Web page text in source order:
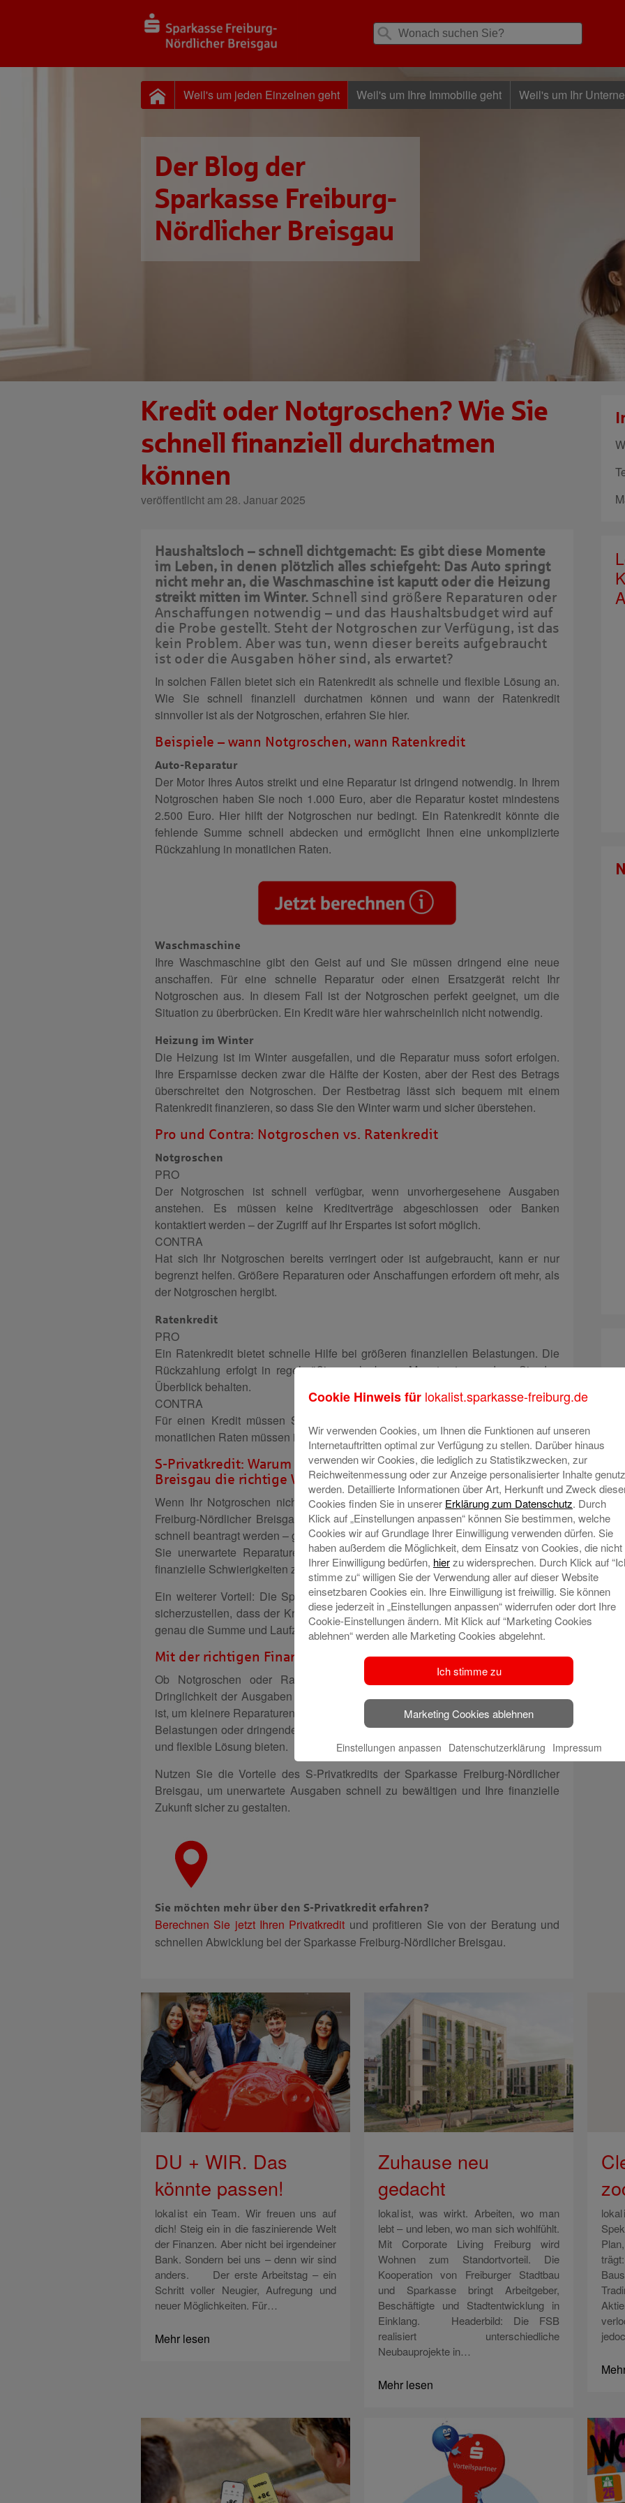
Weil's um jeden Einzelnen geht Weil's um Ihre Immobilie geht Weil's um Ihr
Der Blog der
Sparkasse Freiburg-
Nördlicher Breisgau
Kredit oder Notgroschen? Wie Sie
schnell finanziell durchatmen
können
veröffentlicht am 28. Januar 2025
Haushaltsloch – schnell dichtgemacht: Es gibt diese Momente
im Leben, in denen plötzlich alles schiefgeht: Das Auto springt
nicht mehr an, die Waschmaschine ist kaputt oder die Heizung
streikt mitten im Winter. Schnell sind größere Reparaturen oder
Anschaffungen notwendig – und das Haushaltsbudget wird auf
die Probe gestellt. Steht der Notgroschen zur Verfügung, ist das
kein Problem. Aber was tun, wenn dieser bereits aufgebraucht
ist oder die Ausgaben höher sind, als erwartet?
In solchen Fällen bietet sich ein Ratenkredit als schnelle und flexible Lösung an.
Wie Sie schnell finanziell durchatmen können und wann der Ratenkredit
sinnvoller ist als der Notgroschen, erfahren Sie hier.
Beispiele – wann Notgroschen, wann Ratenkredit
Auto-Reparatur
Der Motor Ihres Autos streikt und eine Reparatur ist dringend notwendig. In Ihrem
Notgroschen haben Sie noch 1.000 Euro, aber die Reparatur kostet mindestens
2.500 Euro. Hier hilft der Notgroschen nur bedingt. Ein Ratenkredit könnte die
fehlende Summe schnell abdecken und ermöglicht Ihnen eine unkomplizierte
Rückzahlung in monatlichen Raten.
Waschmaschine
Ihre Waschmaschine gibt den Geist auf und Sie müssen dringend eine neue
anschaffen. Für eine schnelle Reparatur oder einen Ersatzgerät reicht Ihr
Notgroschen aus. In diesem Fall ist der Notgroschen perfekt geeignet, um die
Situation zu überbrücken. Ein Kredit wäre hier wahrscheinlich nicht notwendig.
Heizung im Winter
Die Heizung ist im Winter ausgefallen, und die Reparatur muss sofort erfolgen.
Ihre Ersparnisse decken zwar die Hälfte der Kosten, aber der Rest des Betrags
überschreitet den Notgroschen. Der Restbetrag lässt sich bequem mit einem
Ratenkredit finanzieren, so dass Sie den Winter warm und sicher überstehen.
Pro und Contra: Notgroschen vs. Ratenkredit
Notgroschen
PRO
Der Notgroschen ist schnell verfügbar, wenn unvorhergesehene Ausgaben
anstehen. Es müssen keine Kreditverträge abgeschlossen oder Banken
kontaktiert werden – der Zugriff auf Ihr Erspartes ist sofort möglich.
CONTRA
Hat sich Ihr Notgroschen bereits verringert oder ist aufgebraucht, kann er nur
begrenzt helfen. Größere Reparaturen oder Anschaffungen erfordern oft mehr, als
der Notgroschen hergibt.
Ratenkredit
PRO
Ein Ratenkredit bietet schnelle Hilfe bei größeren finanziellen Belastungen. Die
Rückzahlung erfolgt in regelmäßigen, planbaren Monatsraten, sodass Sie den
Überblick behalten.
CONTRA
Für einen Kredit müssen Sie in der Regel Ihre Bonität nachweisen, und die
monatlichen Raten müssen in Ihr Budget eingeplant werden.
S-Privatkredit: Warum die Sparkasse Freiburg-Nördlicher
Breisgau die richtige Wahl ist
Wenn Ihr Notgroschen nicht ausreicht, bietet der S-Privatkredit der Sparkasse
Freiburg-Nördlicher Breisgau eine ideale Lösung. Der Kredit kann flexibel und
schnell beantragt werden – ganz ohne unnötige bürokratische Hürden. So können
Sie unerwartete Reparaturen oder Anschaffungen sofort finanzieren, ohne in
finanzielle Schwierigkeiten zu geraten.
Ein weiterer Vorteil: Die Sparkasse bietet Ihnen eine individuelle Beratung, um
sicherzustellen, dass der Kredit zu Ihrer finanziellen Situation passt. Sie können
genau die Summe und Laufzeit wählen, die für Sie angenehm sind.
Mit der richtigen Finanzstrategie durch unerwartete Ausgaben
Ob Notgroschen oder Ratenkredit – die Wahl hängt von der Höhe und
Dringlichkeit der Ausgaben ab. Der Notgroschen ist ideal, wenn er ausreichend
ist, um kleinere Reparaturen oder Ausgaben zu decken. Bei größeren finanziellen
Belastungen oder dringenden Anschaffungen kann ein Ratenkredit eine schnelle
und flexible Lösung bieten.
Nutzen Sie die Vorteile des S-Privatkredits der Sparkasse Freiburg-Nördlicher
Breisgau, um unerwartete Ausgaben schnell zu bewältigen und Ihre finanzielle
Zukunft sicher zu gestalten.
Sie möchten mehr über den S-Privatkredit erfahren?
Berechnen Sie jetzt Ihren Privatkredit und profitieren Sie von der Beratung und
schnellen Abwicklung bei der Sparkasse Freiburg-Nördlicher Breisgau.
DU + WIR. Das
könnte passen!
lokal ist ein Team. Wir freuen uns auf
dich! Steig ein in die faszinierende Welt
der Finanzen. Aber nicht bei irgendeiner
Bank. Sondern bei uns – denn wir sind
anders. Der erste Arbeitstag – ein
Schritt voller Neugier, Aufregung und
neuer Möglichkeiten. Für…
Mehr lesen
Zuhause neu
gedacht
lokal ist, was wirkt. Arbeiten, wo man
lebt – und leben, wo man sich wohlfühlt.
Mit Corporate Living Freiburg wird
Wohnen zum Standortvorteil. Die
Kooperation von Freiburger Stadtbau
und Sparkasse bringt Arbeitgeber,
Beschäftigte und Stadtentwicklung in
Einklang. Headerbild: Die FSB
realisiert unterschiedliche
Neubauprojekte in…
Mehr lesen
Cookie Hinweis für lokalist.sparkasse-freiburg.de
Wir verwenden Cookies, um Ihnen die Funktionen auf unseren
Internetauftritten optimal zur Verfügung zu stellen. Darüber hinaus
verwenden wir Cookies, die lediglich zu Statistikzwecken, zur
Reichweitenmessung oder zur Anzeige personalisierter Inhalte
werden. Detaillierte Informationen über Art, Herkunft und Zweck
Cookies finden Sie in unserer Erklärung zum Datenschutz. Durch
Klick auf „Einstellungen anpassen“ können Sie bestimmen, welche
Cookies wir auf Grundlage Ihrer Einwilligung verwenden dürfen. Sie
haben außerdem die Möglichkeit, dem Einsatz von Cookies, die nicht
Ihrer Einwilligung bedürfen, hierzu widersprechen. Durch Klick auf
stimme zu“ willigen Sie der Verwendung aller auf dieser Website
einsetzbaren Cookies ein. Ihre Einwilligung ist freiwillig. Sie können
diese jederzeit in „Einstellungen anpassen“ widerrufen oder dort Ihre
Cookie-Einstellungen ändern. Mit Klick auf “Marketing Cookies
ablehnen“ werden alle Marketing Cookies abgelehnt.
Ich stimme zu
Marketing Cookies ablehnen
Einstellungen anpassen Datenschutzerklärung Impressum